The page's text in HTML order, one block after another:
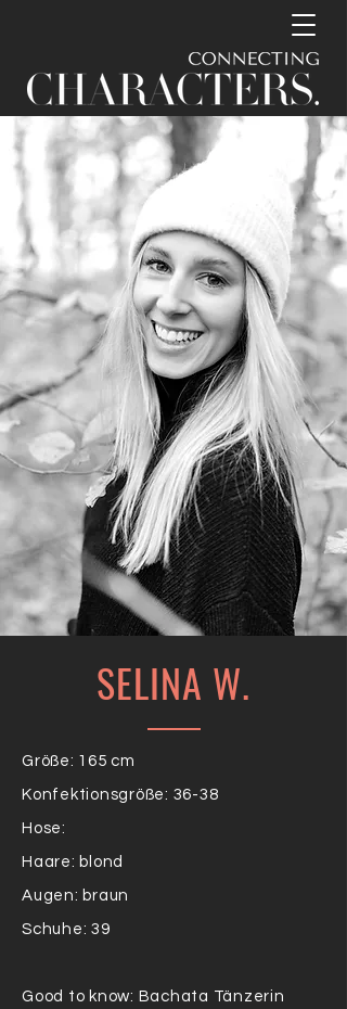
SELINA W.
Größe: 165 cm
Konfektionsgröße: 36-38
Hose:
Haare: blond
Augen: braun
Schuhe: 39
Good to know: Bachata Tänzerin